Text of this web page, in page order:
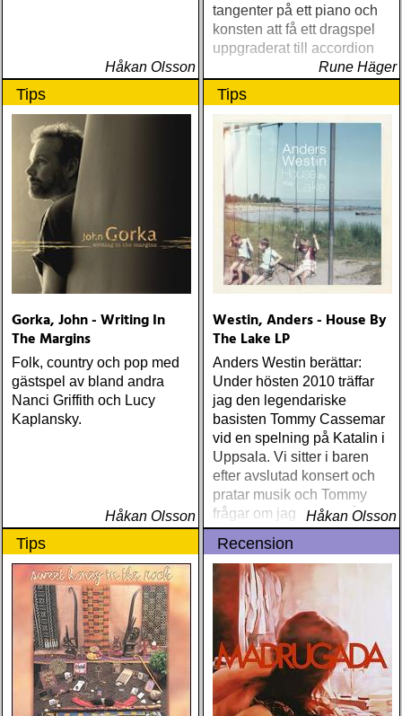
Håkan Olsson
tangenter på ett piano och
konsten att få ett dragspel
uppgraderat till accordion
Rune Häger
Tips
Gorka, John - Writing In
The Margins
Folk, country och pop med
gästspel av bland andra
Nanci Griffith och Lucy
Kaplansky.
Håkan Olsson
Tips
Westin, Anders - House By
The Lake LP
Anders Westin berättar:
Under hösten 2010 träffar
jag den legendariske
basisten Tommy Cassemar
vid en spelning på Katalin i
Uppsala. Vi sitter i baren
efter avslutad konsert och
pratar musik och Tommy
frågar om jag spelar något
instrument
Håkan Olsson
Tips Recension